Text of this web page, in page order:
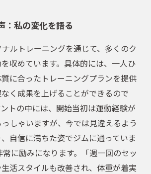
：私の変化を語る
ルトレーニングを通じて、多くのク
収めています。具体的には、一人ひ
に合ったトレーニングプランを提供
く成果を上げることができるので
トの中には、開始当初は運動経験が
しゃいますが、今では見違えるよう
自信に満ちた姿でジムに通っていま
に励みになります。「週一回のセッ
活スタイルも改善され、体重が着実